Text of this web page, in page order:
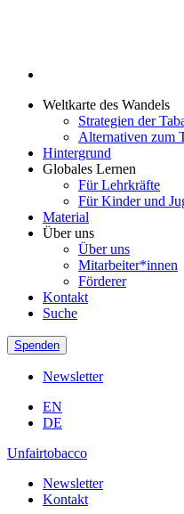
Weltkarte des Wandels
Strategien der
Alternativen zum
Hintergrund
Globales Lernen
Für Lehrkräfte
Für Kinder und
Material
Über uns
Über uns
Mitarbeiter*innen
Förderer
Kontakt
Suche
Spenden
Newsletter
EN
DE
Unfairtobacco
Newsletter
Kontakt